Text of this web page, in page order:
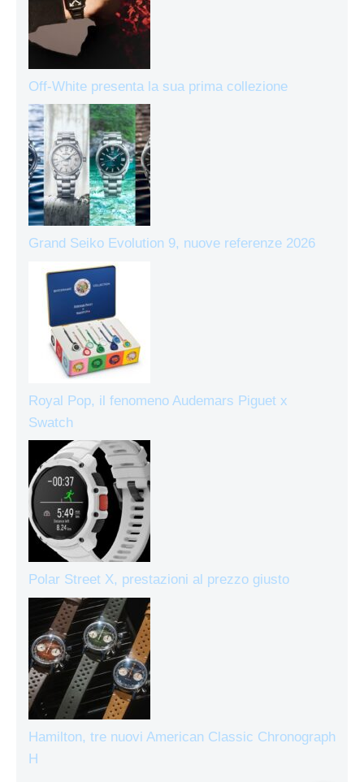
Off-White presenta la sua prima collezione
Grand Seiko Evolution 9, nuove referenze 2026
Royal Pop, il fenomeno Audemars Piguet x
Swatch
Polar Street X, prestazioni al prezzo giusto
Hamilton, tre nuovi American Classic Chronograph
H